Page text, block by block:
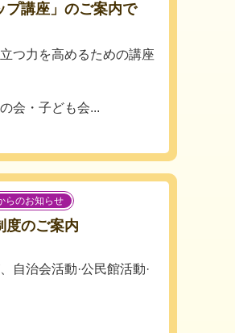
プ講座」のご案内で
つ力を高めるための講座
会・子ども会...
らのお知らせ
度のご案内
自治会活動·公民館活動·